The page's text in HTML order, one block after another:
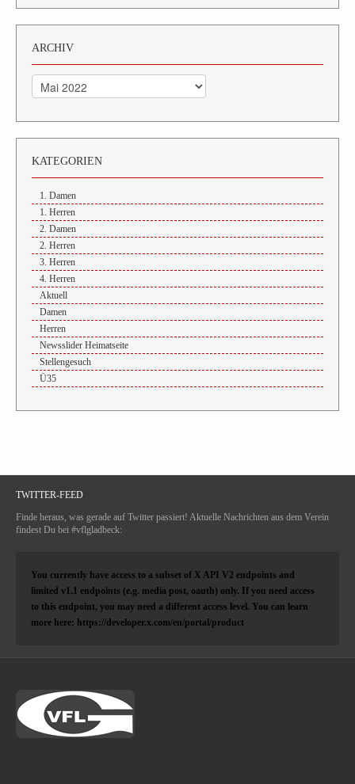
ARCHIV
Archiv
KATEGORIEN
1. Damen
1. Herren
2. Damen
2. Herren
3. Herren
4. Herren
Aktuell
Damen
Herren
Newsslider Heimatseite
Stellengesuch
Ü35
TWITTER-FEED
Finde heraus, was gerade auf Twitter passiert! Aktuelle Nachrichten aus dem Verein
findest Du bei #vflgladbeck:
You currently have access to a subset of X API V2 endpoints and
limited v1.1 endpoints (e.g. media post, oauth) only. If you need access
to this endpoint, you may need a different access level. You can learn
more here: https://developer.x.com/en/portal/product